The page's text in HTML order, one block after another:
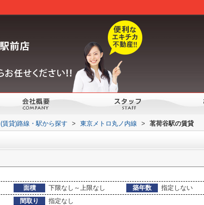
(賃貸)路線・駅から探す > 東京メトロ丸ノ内線 > 茗荷谷駅の賃貸
面積 下限なし～上限なし 築年数
指定しない
間取り
指定なし